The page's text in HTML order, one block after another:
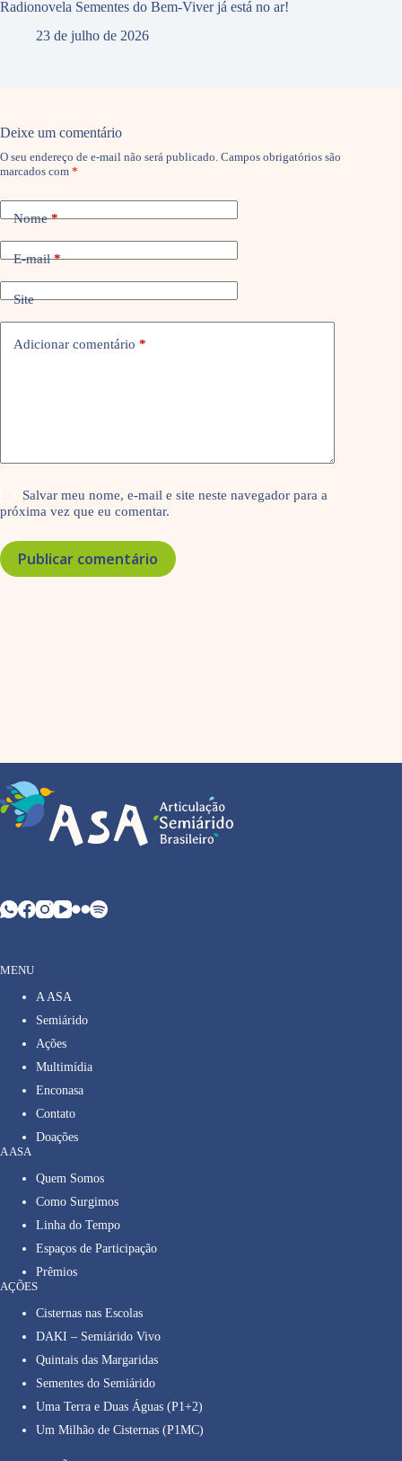
Radionovela Sementes do Bem-Viver já está no ar!
23 de julho de 2026
Deixe um comentário
O seu endereço de e-mail não será publicado. Campos obrigatórios são
marcados com *
Nome*
E-mail*
Site
Adicionar comentário *
Salvar meu nome, e-mail e site neste navegador para a
próxima vez que eu comentar.
Publicar comentário
MENU
A ASA
Semiárido
Ações
Multimídia
Enconasa
Contato
Doações
A ASA
Quem Somos
Como Surgimos
Linha do Tempo
Espaços de Participação
Prêmios
AÇÕES
Cisternas nas Escolas
DAKI – Semiárido Vivo
Quintais das Margaridas
Sementes do Semiárido
Uma Terra e Duas Águas (P1+2)
Um Milhão de Cisternas (P1MC)